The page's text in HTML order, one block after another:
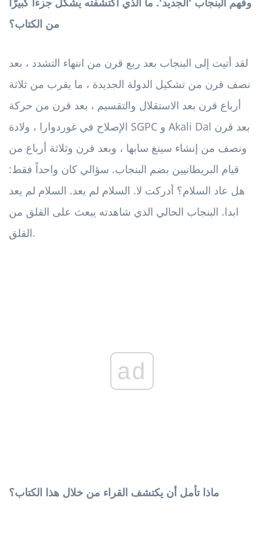
من الكتاب؟
لقد أتيت إلى البنجاب بعد ربع قرن من انتهاء التشدد ، بعد
نصف قرن من تشكيل الدولة الجديدة ، ما يقرب من ثلاثة
أرباع قرن بعد الاستقلال والتقسيم ، بعد قرن من حركة
الإصلاح في غوردوارا ، ولادة SGPC و Akali Dal بعد قرن
ونصف من إنشاء سينغ سابها ، وبعد قرن وثلاثة أرباع من
قيام البريطانيين بضم البنجاب. سؤالي كان واحداً فقط:
هل عاد السلام؟ أدركت لا. السلام لم يعد. السلام لم يعد
ابدا. البنجاب الحالي الذي شاهدته يبعث على القلق من
القلق.
ad
ماذا تأمل أن يكتشف القراء من خلال هذا الكتاب؟